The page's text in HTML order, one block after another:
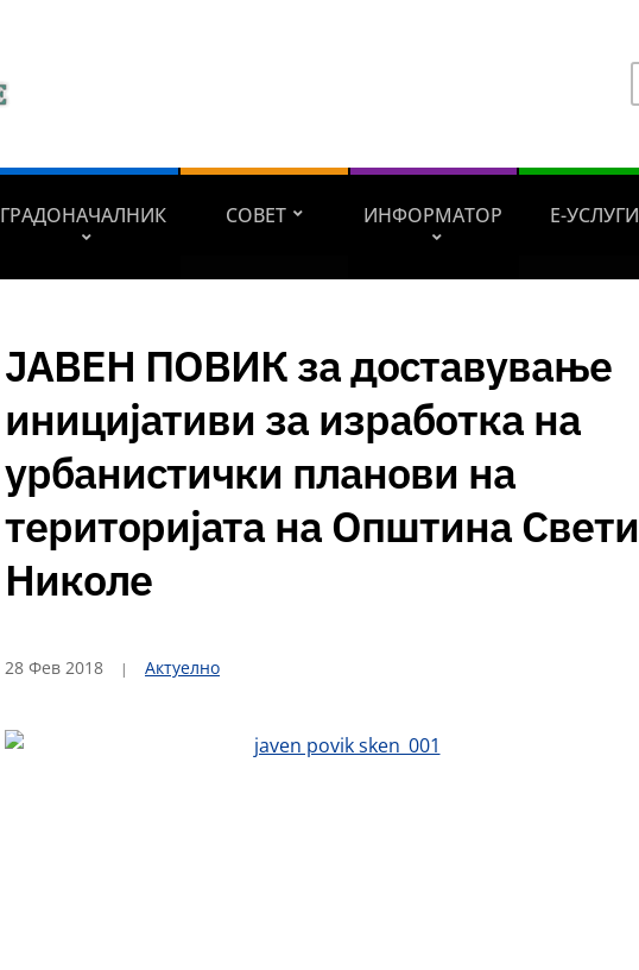
ГРАДОНАЧАЛНИК СОВЕТ ИНФОРМАТОР Е-УСЛУГИ
ЈАВЕН ПОВИК за доставување
иницијативи за изработка на
урбанистички планови на
територијата на Општина Свети
Николе
28 Фев 2018 Актуелно